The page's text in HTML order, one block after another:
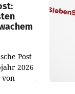
Post
2026
von